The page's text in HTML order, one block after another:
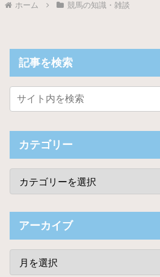
ホーム 競馬の知識・雑談
記事を検索
カテゴリー
アーカイブ